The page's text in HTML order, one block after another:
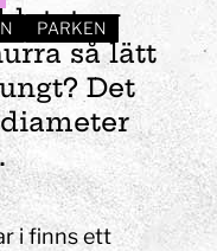
PARKENav
så lätt
Det
i finns ett